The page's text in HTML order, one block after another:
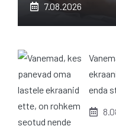
7.08.2026
enda